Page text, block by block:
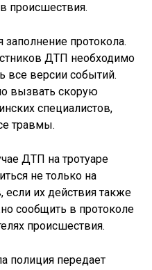
происшествия.
протокола.
ДТП необходимо
все версии событий.
вызвать скорую
специалистов,
травмы.
ДТП на тротуаре
не только на
если их действия также
сообщить в протоколе
происшествия.
полиция передает